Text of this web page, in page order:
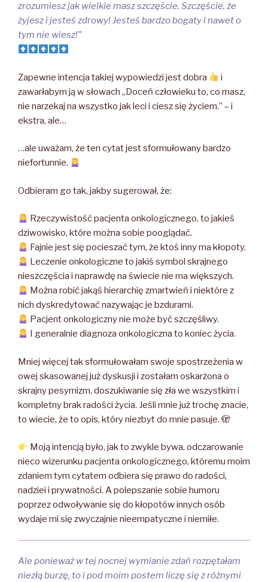
zrozumiesz jak wielkie masz szczęście. Szczęście, że
żyjesz i jesteś zdrowy! Jesteś bardzo bogaty i nawet o
tym nie wiesz!”
Zapewne intencja takiej wypowiedzi jest dobra
i
zawarłabym ją w słowach „Doceń człowieku to, co masz,
nie narzekaj na wszystko jak leci i ciesz się życiem.” – i
ekstra, ale…
…ale uważam, że ten cytat jest sformułowany bardzo
niefortunnie.
Odbieram go tak, jakby sugerował, że:
Rzeczywistość pacjenta onkologicznego, to jakieś
dziwowisko, które można sobie pooglądać.
Fajnie jest się pocieszać tym, że ktoś inny ma kłopoty.
Leczenie onkologiczne to jakiś symbol skrajnego
nieszczęścia i naprawdę na świecie nie ma większych.
Można robić jakąś hierarchię zmartwień i niektóre z
nich dyskredytować nazywając je bzdurami.
Pacjent onkologiczny nie może być szczęśliwy.
I generalnie diagnoza onkologiczna to koniec życia.
Mniej więcej tak sformułowałam swoje spostrzeżenia w
owej skasowanej już dyskusji i zostałam oskarżona o
skrajny pesymizm, doszukiwanie się zła we wszystkim i
kompletny brak radości życia. Jeśli mnie już trochę znacie,
to wiecie, że to opis, który niezbyt do mnie pasuje. 🫣
Moją intencją było, jak to zwykle bywa, odczarowanie
nieco wizerunku pacjenta onkologicznego, któremu moim
zdaniem tym cytatem odbiera się prawo do radości,
nadziei i prywatności. A polepszanie sobie humoru
poprzez odwoływanie się do kłopotów innych osób
wydaje mi się zwyczajnie nieempatyczne i niemiłe.
Ale ponieważ w tej nocnej wymianie zdań rozpętałam
niezłą burzę, to i pod moim postem liczę się z różnymi